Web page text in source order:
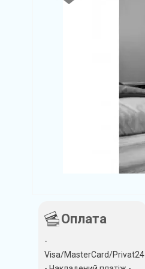
Оплата
-
Visa/MasterCard/Privat24